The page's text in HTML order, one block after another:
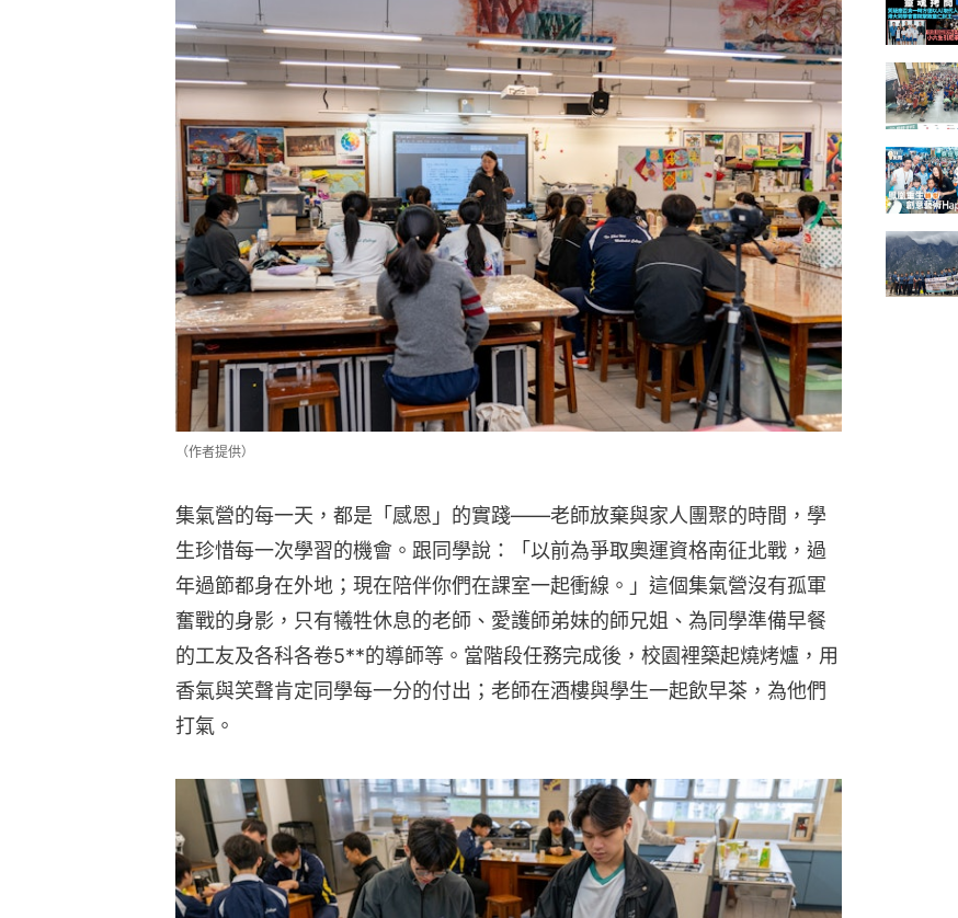
（作者提供）
集氣營的每一天，都是「感恩」的實踐——老師放棄與家人團聚的時間，學
生珍惜每一次學習的機會。跟同學說：「以前為爭取奧運資格南征北戰，過
年過節都身在外地；現在陪伴你們在課室一起衝線。」這個集氣營沒有孤軍
奮戰的身影，只有犧牲休息的老師、愛護師弟妹的師兄姐、為同學準備早餐
的工友及各科各卷5**的導師等。當階段任務完成後，校園裡築起燒烤爐，用
香氣與笑聲肯定同學每一分的付出；老師在酒樓與學生一起飲早茶，為他們
打氣。